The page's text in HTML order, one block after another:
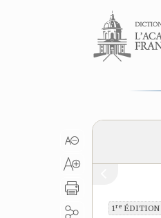
Aller au
1re ÉDITION